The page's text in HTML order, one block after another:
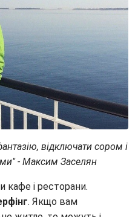
відключати сором і
- Максим Заселян
кафе і ресторани.
. Якщо вам